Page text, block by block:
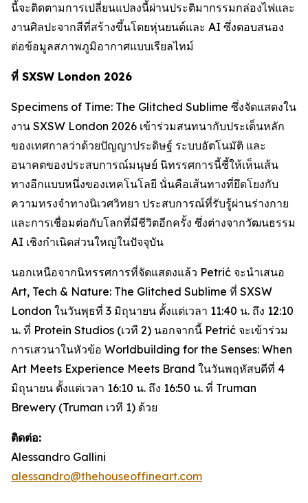
นี้จะติดตามการเปลี่ยนแปลงนี้ผ่านประติมากรรมกล่องไฟและ
งานศิลปะจากสีที่สร้างขึ้นโดยหุ่นยนต์และ AI ซึ่งตอบสนอง
ต่อข้อมูลสภาพภูมิอากาศแบบเรียลไทม์
ที่ SXSW London 2026
Specimens of Time: The Glitched Sublime ซึ่งจัดแสดงใน
งาน SXSW London 2026 เข้าร่วมสนทนากับประเด็นหลัก
ของเทศกาลว่าด้วยปัญญาประดิษฐ์ ระบบอัตโนมัติ และ
อนาคตของประสบการณ์มนุษย์ นิทรรศการนี้ชี้ให้เห็นเส้น
ทางอีกแบบหนึ่งของเทคโนโลยี นั่นคือเส้นทางที่ยึดโยงกับ
ความทรงจำทางนิเวศวิทยา ประสบการณ์ที่รับรู้ผ่านร่างกาย
และการเชื่อมต่อกับโลกที่มีชีวิตอีกครั้ง ซึ่งต่างจากวัฒนธรรม
AI เชิงกำเนิดส่วนใหญ่ในปัจจุบัน
นอกเหนือจากนิทรรศการที่จัดแสดงแล้ว Petrić จะนำเสนอ
Art, Tech & Nature: The Glitched Sublime ที่ SXSW
London ในวันพุธที่ 3 มิถุนายน ตั้งแต่เวลา 11:40 น. ถึง 12:10
น. ที่ Protein Studios (เวที 2) นอกจากนี้ Petrić จะเข้าร่วม
การเสวนาในหัวข้อ Worldbuilding for the Senses: When
Art Meets Experience Meets Brand ในวันพฤหัสบดีที่ 4
มิถุนายน ตั้งแต่เวลา 16:10 น. ถึง 16:50 น. ที่ Truman
Brewery (Truman เวที 1) ด้วย
ติดต่อ:
Alessandro Gallini
alessandro@thehouseoffineart.com